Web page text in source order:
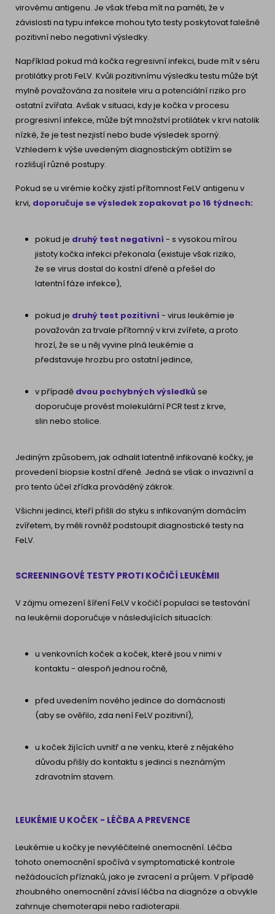
virovému antigenu. Je však třeba mít na paměti, že v
závislosti na typu infekce mohou tyto testy poskytovat falešně
pozitivní nebo negativní výsledky.
Například pokud má kočka regresivní infekci, bude mít v séru
protilátky proti FeLV. Kvůli pozitivnímu výsledku testu může být
mylně považována za nositele viru a potenciální riziko pro
ostatní zvířata. Avšak v situaci, kdy je kočka v procesu
progresivní infekce, může být množství protilátek v krvi natolik
nízké, že je test nezjistí nebo bude výsledek sporný.
Vzhledem k výše uvedeným diagnostickým obtížím se
rozlišují různé postupy.
Pokud se u virémie kočky zjistí přítomnost FeLV antigenu v
krvi, doporučuje se výsledek zopakovat po 16 týdnech:
pokud je druhý test negativní - s vysokou mírou
jistoty kočka infekci překonala (existuje však riziko,
že se virus dostal do kostní dřeně a přešel do
latentní fáze infekce),
pokud je druhý test pozitivní - virus leukémie je
považován za trvale přítomný v krvi zvířete, a proto
hrozí, že se u něj vyvine plná leukémie a
představuje hrozbu pro ostatní jedince,
v případě dvou pochybných výsledků se
doporučuje provést molekulární PCR test z krve,
slin nebo stolice.
Jediným způsobem, jak odhalit latentně infikované kočky, je
provedení biopsie kostní dřeně. Jedná se však o invazivní a
pro tento účel zřídka prováděný zákrok.
Všichni jedinci, kteří přišli do styku s infikovaným domácím
zvířetem, by měli rovněž podstoupit diagnostické testy na
FeLV.
SCREENINGOVÉ TESTY PROTI KOČIČÍ LEUKÉMII
V zájmu omezení šíření FeLV v kočičí populaci se testování
na leukémii doporučuje v následujících situacích:
u venkovních koček a koček, které jsou v nimi v
kontaktu - alespoň jednou ročně,
před uvedením nového jedince do domácnosti
(aby se ověřilo, zda není FeLV pozitivní),
u koček žijících uvnitř a ne venku, které z nějakého
důvodu přišly do kontaktu s jedinci s neznámým
zdravotním stavem.
LEUKÉMIE U KOČEK - LÉČBA A PREVENCE
Leukémie u kočky je nevyléčitelné onemocnění. Léčba
tohoto onemocnění spočívá v symptomatické kontrole
nežádoucích příznaků, jako je zvracení a průjem. V případě
zhoubného onemocnění závisí léčba na diagnóze a obvykle
zahrnuje chemoterapii nebo radioterapii.